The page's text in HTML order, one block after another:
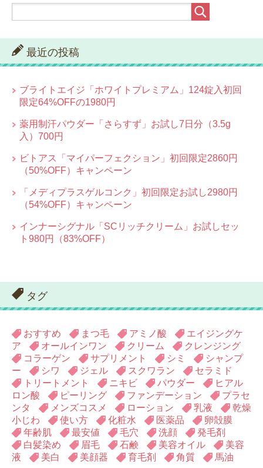
最近の投稿
ブライトエイジ「ホワイトプレミアム」124錠入初回
限定64%OFFの1980円
薬用制汗パウダー「さらすず」お試し7日分（3.5g
入）700円
ビトアス「マイパーフェクション」初回限定2860円
（50%OFF）キャンペーン
「メディプラスゲルコンク」初回限定お試し2980円
（54%OFF）キャンペーン
インナーシグナル「SCリッチクリーム」お試しセッ
ト980円（83%OFF）
タグ
おすすめ まつ毛 アミノ酸
エイジングケ
ア
オールインワン クリーム
クレンジング
コラーゲン
サプリメント シミ
シャンプ
ー
シワ ジェル スクワラン
セラミド
トリートメント
ニキビ パウダー
ヒアル
ロン酸
ピーリング ファンデーション
プラセ
ンタ
メンズコスメ ローション 乳液
乾燥
小じわ
使い方 化粧水 医薬品
卵殻膜
年齢肌
最安値 毛穴 洗顔
発毛剤
白髪染め
眉毛 石鹸 美容オイル
美容
液
美白 美顔器 育毛剤 角質 馬油